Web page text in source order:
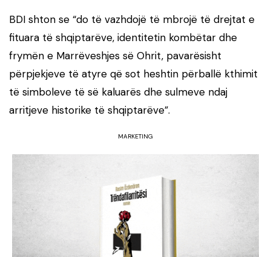
BDI shton se “do të vazhdojë të mbrojë të drejtat e
fituara të shqiptarëve, identitetin kombëtar dhe
frymën e Marrëveshjes së Ohrit, pavarësisht
përpjekjeve të atyre që sot heshtin përballë kthimit
të simboleve të së kaluarës dhe sulmeve ndaj
arritjeve historike të shqiptarëve”.
MARKETING